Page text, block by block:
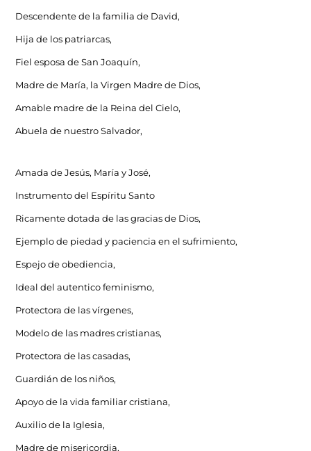
Descendente de la familia de David,
Hija de los patriarcas,
Fiel esposa de San Joaquín,
Madre de María, la Virgen Madre de Dios,
Amable madre de la Reina del Cielo,
Abuela de nuestro Salvador,
Amada de Jesús, María y José,
Instrumento del Espíritu Santo
Ricamente dotada de las gracias de Dios,
Ejemplo de piedad y paciencia en el sufrimiento,
Espejo de obediencia,
Ideal del autentico feminismo,
Protectora de las vírgenes,
Modelo de las madres cristianas,
Protectora de las casadas,
Guardián de los niños,
Apoyo de la vida familiar cristiana,
Auxilio de la Iglesia,
Madre de misericordia,